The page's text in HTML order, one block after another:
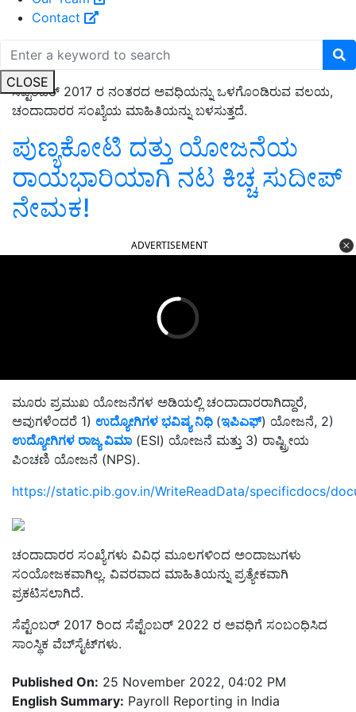
Contact
CLOSE
ಸೆಪ್ಟೆಂಬರ್ 2017 ರ ನಂತರದ ಅವಧಿಯನ್ನು ಒಳಗೊಂಡಿರುವ ವಲಯ,
ಚಂದಾದಾರರ ಸಂಖ್ಯೆಯ ಮಾಹಿತಿಯನ್ನು ಬಳಸುತ್ತದೆ.
ಪುಣ್ಯಕೋಟಿ ದತ್ತು ಯೋಜನೆಯ
ರಾಯಭಾರಿಯಾಗಿ ನಟ ಕಿಚ್ಚ ಸುದೀಪ್‌
ನೇಮಕ!
ADVERTISEMENT
ಮೂರು ಪ್ರಮುಖ ಯೋಜನೆಗಳ ಅಡಿಯಲ್ಲಿ ಚಂದಾದಾರರಾಗಿದ್ದಾರೆ,
ಅವುಗಳೆಂದರೆ 1) ಉದ್ಯೋಗಿಗಳ ಭವಿಷ್ಯ ನಿಧಿ (ಇಪಿಎಫ್) ಯೋಜನೆ, 2)
ಉದ್ಯೋಗಿಗಳ ರಾಜ್ಯ ವಿಮಾ (ESI) ಯೋಜನೆ ಮತ್ತು 3) ರಾಷ್ಟ್ರೀಯ
ಪಿಂಚಣಿ ಯೋಜನೆ (NPS).
https://static.pib.gov.in/WriteReadData/specificdocs/
ಚಂದಾದಾರರ ಸಂಖ್ಯೆಗಳು ವಿವಿಧ ಮೂಲಗಳಿಂದ ಅಂದಾಜುಗಳು
ಸಂಯೋಜಕವಾಗಿಲ್ಲ. ವಿವರವಾದ ಮಾಹಿತಿಯನ್ನು ಪ್ರತ್ಯೇಕವಾಗಿ
ಪ್ರಕಟಿಸಲಾಗಿದೆ.
ಸೆಪ್ಟೆಂಬರ್ 2017 ರಿಂದ ಸೆಪ್ಟೆಂಬರ್ 2022 ರ ಅವಧಿಗೆ ಸಂಬಂಧಿಸಿದ
ಸಾಂಸ್ಥಿಕ ವೆಬ್‌ಸೈಟ್‌ಗಳು.
Published On: 25 November 2022, 04:02 PM
English Summary: Payroll Reporting in India